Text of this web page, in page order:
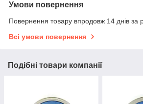
Умови повернення
Повернення товару впродовж 14 днів за
Всі умови повернення
Подібні товари компанії